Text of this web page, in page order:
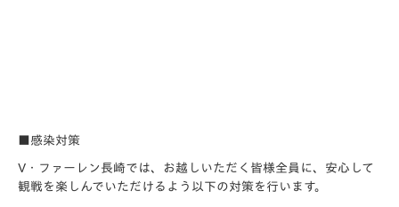
■感染対策
V・ファーレン長崎では、お越しいただく皆様全員に、安心して
観戦を楽しんでいただけるよう以下の対策を行います。